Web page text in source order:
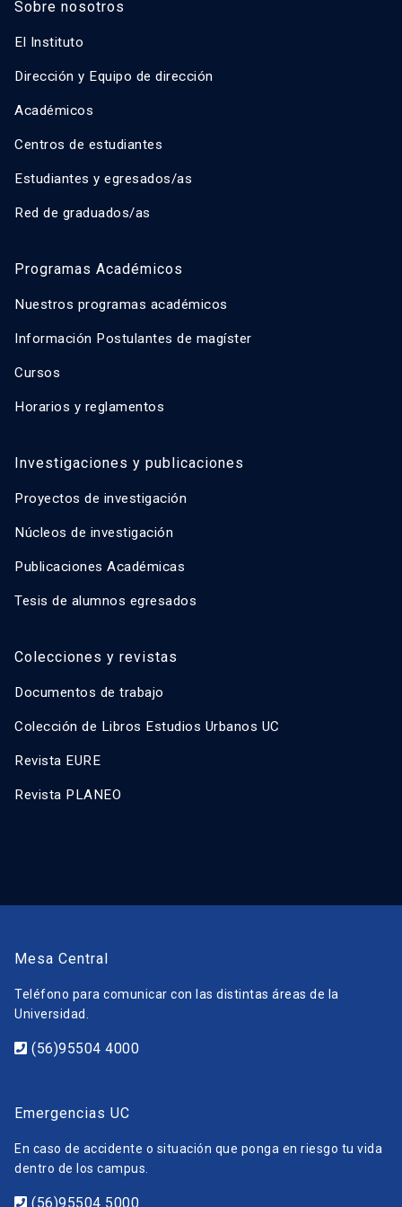
Sobre nosotros
El Instituto
Dirección y Equipo de dirección
Académicos
Centros de estudiantes
Estudiantes y egresados/as
Red de graduados/as
Programas Académicos
Nuestros programas académicos
Información Postulantes de magíster
Cursos
Horarios y reglamentos
Investigaciones y publicaciones
Proyectos de investigación
Núcleos de investigación
Publicaciones Académicas
Tesis de alumnos egresados
Colecciones y revistas
Documentos de trabajo
Colección de Libros Estudios Urbanos UC
Revista EURE
Revista PLANEO
Mesa Central
Teléfono para comunicar con las distintas áreas de la
Universidad.
(56)95504 4000
Emergencias UC
En caso de accidente o situación que ponga en riesgo tu vida
dentro de los campus.
(56)95504 5000